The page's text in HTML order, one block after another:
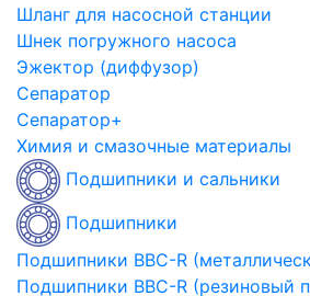
Шланг для насосной станции
Шнек погружного насоса
Эжектор (диффузор)
Сепаратор
Сепаратор+
Химия и смазочные материалы
Подшипники и сальники
Подшипники
Подшипники BBC-R
Подшипники BBC-R (резиновый